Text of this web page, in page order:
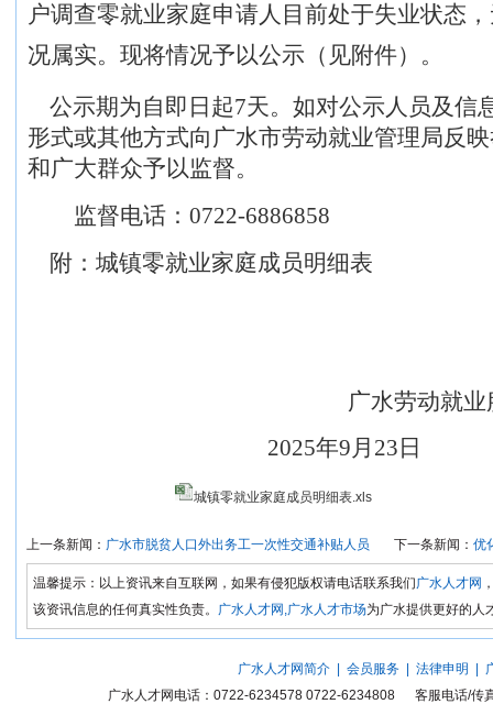
户调查零就业家庭申请人目前处于失业状态
况属实。 现将情况予以公示 （ 见附件）。
公示期为自即日起7天。如对公示人员及信
形式或其他方式向广水市劳动就业管理局反
和广大群众予以监督。
监督电话：0722-6886858
附： 城镇零就业家庭成员明细表
广水劳动就业
2025年9月 23 日
城镇零就业家庭成员明细表.xls
上一条新闻： 广水市脱贫人口外出务工一次性交通补贴人员 下一条新闻： 优
温馨提示：以上资讯来自互联网，如果有侵犯版权请电话联系我们广水人才网
该资讯信息的任何真实性负责。
广水人才网,广水人才市场为广水提供更好的人
广水人才网简介| 会员服务| 法律申明
广水人才网 电话：0722-6234578 0722-6234808 客服电话/传